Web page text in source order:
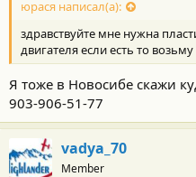
юрася написал(а):
здравствуйте мне нужна
двигателя если есть то возьму
Я тоже в Новосибе скажи
903-906-51-77
vadya_70
Member